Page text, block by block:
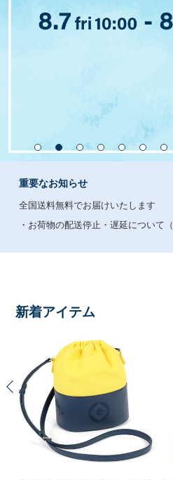
重要なお知らせ
全国送料無料でお届けいたします
・お荷物の配送停止・遅延について
新着アイテム